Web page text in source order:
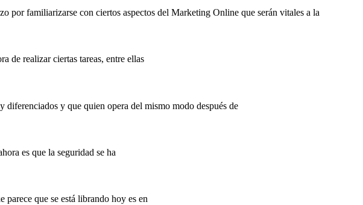
por familiarizarse con ciertos aspectos del Marketing Online que serán vitales a la
de realizar ciertas tareas, entre ellas
diferenciados y que quien opera del mismo modo después de
es que la seguridad se ha
que se está librando hoy es en